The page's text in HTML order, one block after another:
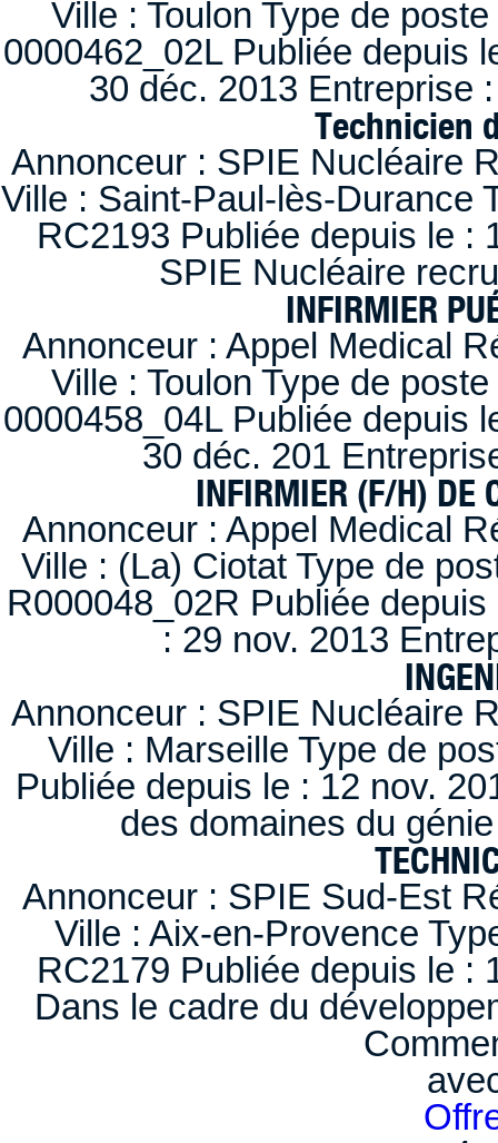
Ville : Toulon Type de
0000462_02L Publiée depuis
30 déc. 2013
Technicien
Annonceur : SPIE Nucléaire
Ville : Saint-Paul-lès-Durance
RC2193 Publiée depuis le :
SPIE Nucléaire
INFIRMIER
Annonceur : Appel Medical
Ville : Toulon Type de
0000458_04L Publiée depuis
30 déc. 201
INFIRMIER (F/H) DE
Annonceur : Appel Medical
Ville : (La) Ciotat Type de
R000048_02R Publiée
: 29 nov. 2013
Annonceur : SPIE Nucléaire
Ville : Marseille Type de
Publiée depuis le : 12 nov.
des domaines du
Annonceur : SPIE Sud-Est
Ville : Aix-en-Provence
RC2179 Publiée depuis le :
Dans le cadre du